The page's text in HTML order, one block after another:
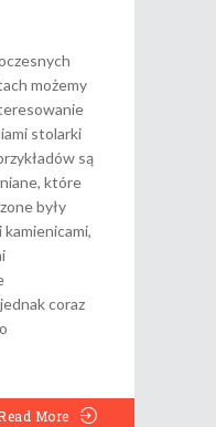
możemy
stolarki
są
które
były
coraz
More